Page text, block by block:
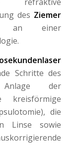
des Ziemer
einer
Schritte des
der
kreisförmige
die
Linse sowie